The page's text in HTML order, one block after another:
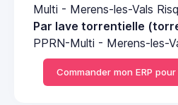
Multi - Merens-les-Vals
Par lave torrentielle
PPRN-Multi - Merens-les-
Commander mon ERP pour